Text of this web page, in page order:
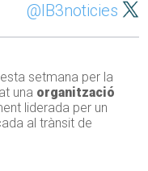
@IB3noticies
setmana per la
una organització
liderada per un
al trànsit de